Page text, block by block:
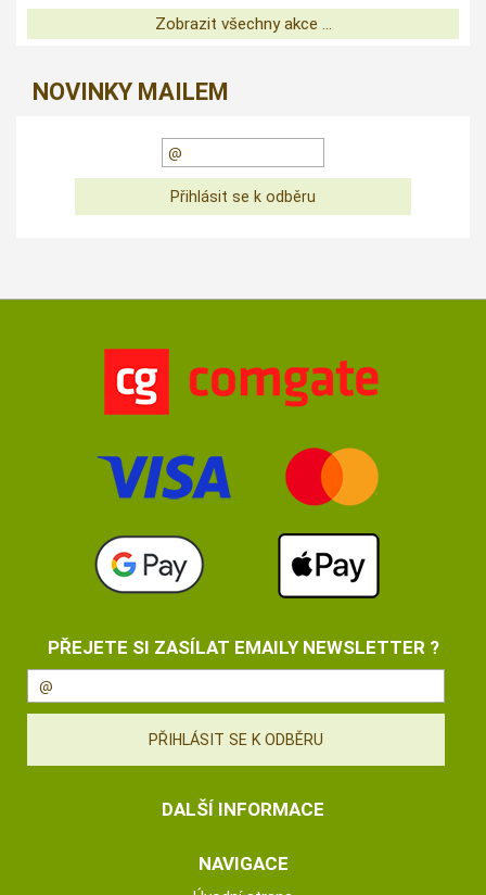
Zobrazit všechny akce ...
NOVINKY MAILEM
PŘEJETE SI ZASÍLAT EMAILY NEWSLETTER ?
DALŠÍ INFORMACE
NAVIGACE